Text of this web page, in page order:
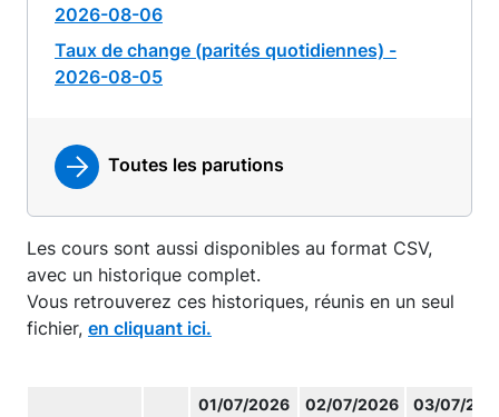
2026-08-06
Taux de change (parités quotidiennes) -
2026-08-05
Toutes les parutions
Les cours sont aussi disponibles au format CSV,
avec un historique complet.
Vous retrouverez ces historiques, réunis en un seul
fichier, en cliquant ici.
01/07/2026 02/07/2026 03/07/